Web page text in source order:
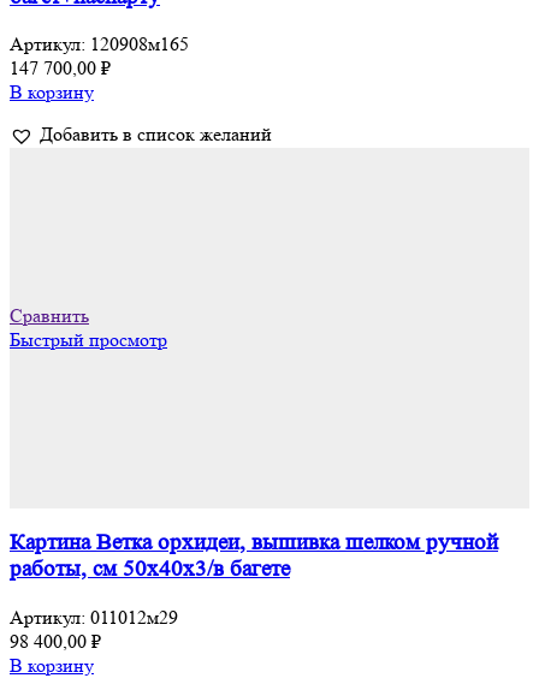
Артикул: 120908м165
147 700,00 ₽
В корзину
Добавить в список желаний
Сравнить
Быстрый просмотр
Картина Ветка орхидеи, вышивка шелком ручной
работы, см 50х40х3/в багете
Артикул: 011012м29
98 400,00 ₽
В корзину